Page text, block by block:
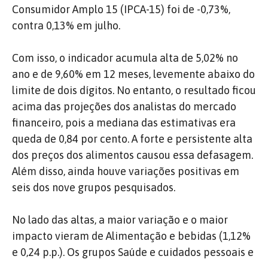
Consumidor Amplo 15 (IPCA-15) foi de -0,73%,
contra 0,13% em julho.
Com isso, o indicador acumula alta de 5,02% no
ano e de 9,60% em 12 meses, levemente abaixo do
limite de dois dígitos. No entanto, o resultado ficou
acima das projeções dos analistas do mercado
financeiro, pois a mediana das estimativas era
queda de 0,84 por cento. A forte e persistente alta
dos preços dos alimentos causou essa defasagem.
Além disso, ainda houve variações positivas em
seis dos nove grupos pesquisados.
No lado das altas, a maior variação e o maior
impacto vieram de Alimentação e bebidas (1,12%
e 0,24 p.p.). Os grupos Saúde e cuidados pessoais e